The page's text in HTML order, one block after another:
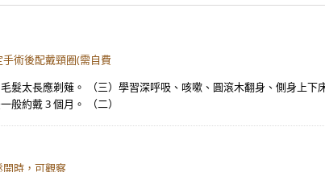
術後配戴頸圈(需自費
髮太長應剃薙。 （三）學習深呼吸、咳嗽、圓滾木翻身、側身上
般約戴 3 個月。 （二）
時，可觀察